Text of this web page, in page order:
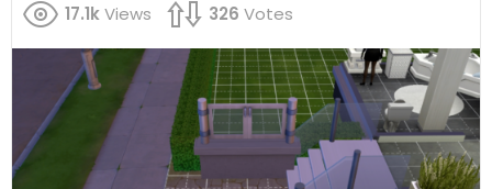
17.1kViews 326 Votes